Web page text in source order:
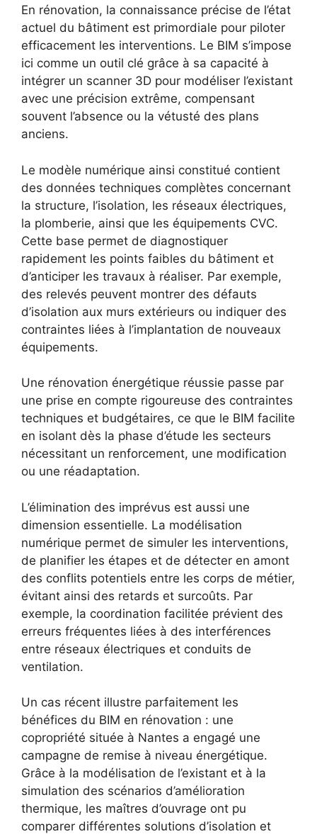
En rénovation, la connaissance précise de l’état
actuel du bâtiment est primordiale pour piloter
efficacement les interventions. Le BIM s’impose
ici comme un outil clé grâce à sa capacité à
intégrer un scanner 3D pour modéliser l’existant
avec une précision extrême, compensant
souvent l’absence ou la vétusté des plans
anciens.
Le modèle numérique ainsi constitué contient
des données techniques complètes concernant
la structure, l’isolation, les réseaux électriques,
la plomberie, ainsi que les équipements CVC.
Cette base permet de diagnostiquer
rapidement les points faibles du bâtiment et
d’anticiper les travaux à réaliser. Par exemple,
des relevés peuvent montrer des défauts
d’isolation aux murs extérieurs ou indiquer des
contraintes liées à l’implantation de nouveaux
équipements.
Une rénovation énergétique réussie passe par
une prise en compte rigoureuse des contraintes
techniques et budgétaires, ce que le BIM facilite
en isolant dès la phase d’étude les secteurs
nécessitant un renforcement, une modification
ou une réadaptation.
L’élimination des imprévus est aussi une
dimension essentielle. La modélisation
numérique permet de simuler les interventions,
de planifier les étapes et de détecter en amont
des conflits potentiels entre les corps de métier,
évitant ainsi des retards et surcoûts. Par
exemple, la coordination facilitée prévient des
erreurs fréquentes liées à des interférences
entre réseaux électriques et conduits de
ventilation.
Un cas récent illustre parfaitement les
bénéfices du BIM en rénovation : une
copropriété située à Nantes a engagé une
campagne de remise à niveau énergétique.
Grâce à la modélisation de l’existant et à la
simulation des scénarios d’amélioration
thermique, les maîtres d’ouvrage ont pu
comparer différentes solutions d’isolation et